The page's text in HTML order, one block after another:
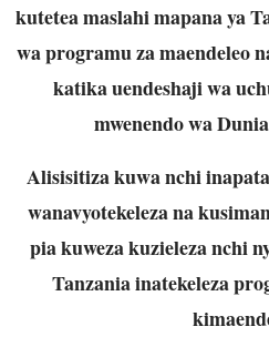
kutetea maslahi mapana ya
wa programu za maendeleo
katika uendeshaji wa
mwenendo wa
Alisisitiza kuwa nchi
wanavyotekeleza na
pia kuweza kuzieleza nchi
Tanzania inatekeleza